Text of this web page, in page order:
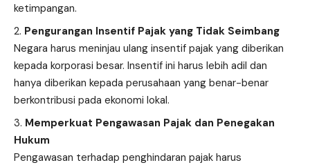
ketimpangan.
Pengurangan Insentif Pajak yang Tidak Seimbang
Negara harus meninjau ulang insentif pajak yang diberikan
kepada korporasi besar. Insentif ini harus lebih adil dan
hanya diberikan kepada perusahaan yang benar-benar
berkontribusi pada ekonomi lokal.
Memperkuat Pengawasan Pajak dan Penegakan
Hukum
Pengawasan terhadap penghindaran pajak harus